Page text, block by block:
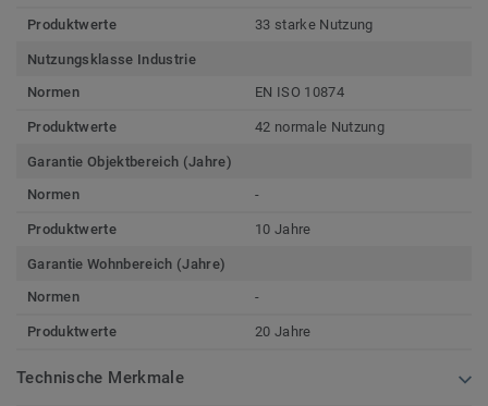
Produktwerte 33 starke Nutzung
Nutzungsklasse Industrie
Normen
EN ISO 10874
Produktwerte 42 normale Nutzung
Garantie Objektbereich (Jahre)
Normen
-
Produktwerte 10 Jahre
Garantie Wohnbereich (Jahre)
Normen
-
Produktwerte 20 Jahre
Technische Merkmale